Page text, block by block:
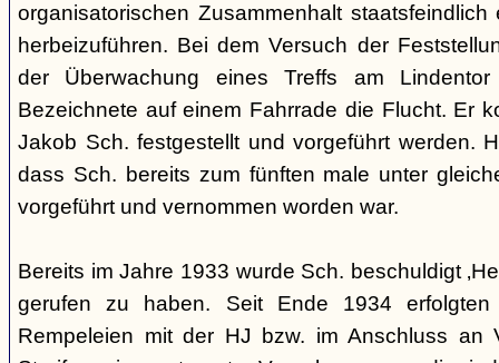
organisatorischen Zusammenhalt staatsfeindlich
herbeizuführen. Bei dem Versuch der
der Überwachung eines Treffs am
Bezeichnete auf einem Fahrrade die Flucht. Er
Jakob Sch. festgestellt und vorgeführt werden.
dass Sch. bereits zum fünften male unter
vorgeführt und vernommen worden war.
Bereits im Jahre 1933 wurde Sch. beschuldigt
gerufen zu haben. Seit Ende 1934
Rempeleien mit der HJ bzw. im Anschluss an